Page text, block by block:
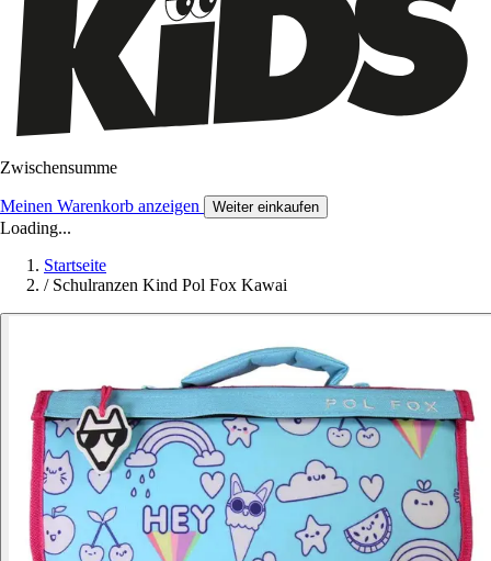
Zwischensumme
Meinen Warenkorb anzeigen Weiter einkaufen
Loading...
Startseite
/ Schulranzen Kind Pol Fox Kawai